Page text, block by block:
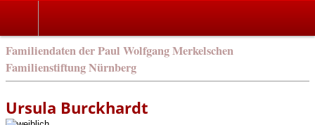
Familiendaten der Paul Wolfgang Merkelschen
Familienstiftung Nürnberg
Ursula Burckhardt